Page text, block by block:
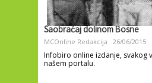
Saobraćaj dolinom Bosne
MCOnline Redakcija 26/06/2015
Infobiro online izdanje, svakog
našem portalu.